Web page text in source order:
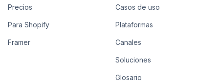
Precios
Para Shopify
Framer
Casos de uso
Plataformas
Canales
Soluciones
Glosario